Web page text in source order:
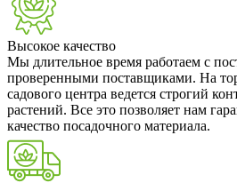
Высокое качество
Мы длительное время работаем с
проверенными поставщиками. На
садового центра ведется строгий
растений. Все это позволяет нам
качество посадочного материала.